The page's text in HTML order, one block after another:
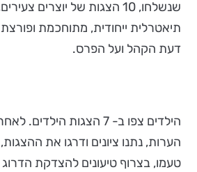
שנשלחו, 10 הצגות של יוצרים
תיאטרלית ייחודית, מתוחכמת
דעת הקהל ועל הפרס.
הילדים צפו ב- 7 הצגות
הערות, נתנו ציונים ודרגו את
טעמו, בצרוף טיעונים להצדקת